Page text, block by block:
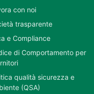
con noi
trasparente
e Compliance
di Comportamento per
qualità sicurezza e
(QSA)